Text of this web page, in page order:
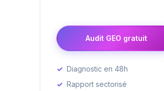
Audit GEO gratuit
Diagnostic en 48h
Rapport sectorisé